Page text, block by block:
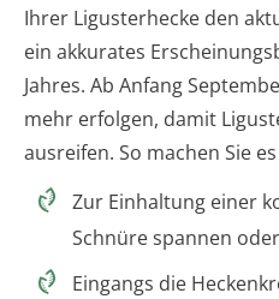
Ihrer Ligusterhecke den
ein akkurates
Jahres. Ab Anfang
mehr erfolgen, damit
ausreifen. So machen Sie
Zur Einhaltung einer
Schnüre spannen
Eingangs die